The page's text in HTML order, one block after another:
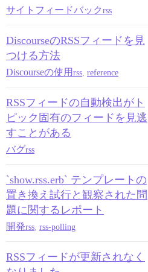
サイトフィードバック rss
DiscourseのRSSフィードを見
つける方法
Discourseの使用 rss reference
RSSフィードの自動検出がト
ピック固有のフィードを見逃
すことがある
バグrss
`show.rss.erb` テンプレートの
置き換え試行と観察された問
題に関するレポート
開発rss rss-polling
RSSフィードが更新されなく